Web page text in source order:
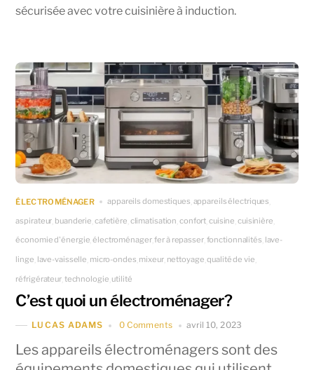
sécurisée avec votre cuisinière à induction.
ÉLECTROMÉNAGER appareils domestiques appareils électriques
aspirateur buanderie cafetière climatisation confort cuisine cuisinière
économie d'énergie,électroménager,fer à repasser,fonctionnalités, lave-
linge lave-vaisselle micro-ondes mixeur, nettoyage qualité de vie
réfrigérateur, technologie utilité
C’est quoi un électroménager?
LUCAS ADAMS 0 Comments avril 10, 2023
Les appareils électroménagers sont des